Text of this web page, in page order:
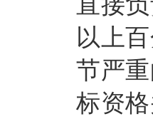
以上
节严
标资